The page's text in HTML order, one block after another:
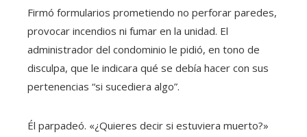
Firmó formularios prometiendo no perforar paredes,
provocar incendios ni fumar en la unidad. El
administrador del condominio le pidió, en tono de
disculpa, que le indicara qué se debía hacer con sus
pertenencias “si sucediera algo”.
Él parpadeó. «¿Quieres decir si estuviera muerto?»